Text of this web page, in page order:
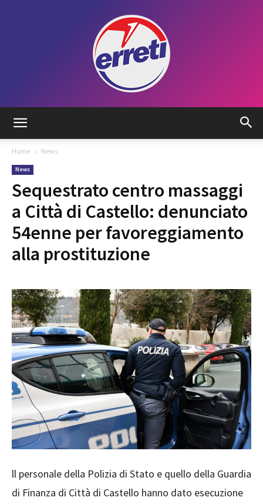
Home News
News
Sequestrato centro massaggi
a Città di Castello: denunciato
54enne per favoreggiamento
alla prostituzione
ll personale della Polizia di Stato e quello della Guardia
di Finanza di Città di Castello hanno dato esecuzione